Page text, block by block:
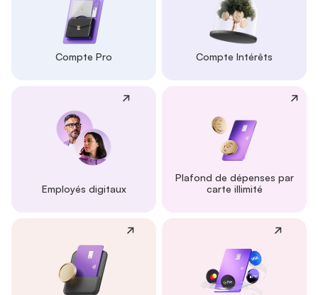
Compte Pro Compte Intérêts
Employés digitaux
Plafond de dépenses par
carte illimité